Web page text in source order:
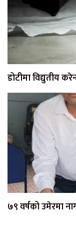
डोटीमा विद्युतीय
७९ वर्षको उमेरमा